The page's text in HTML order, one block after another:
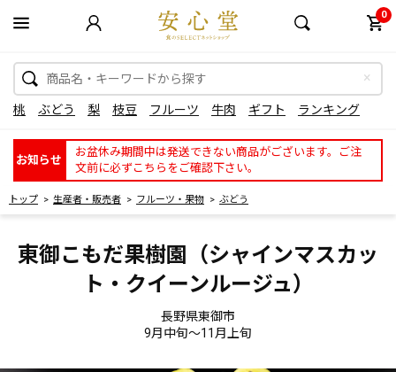
0
桃 ぶどう 梨 枝豆 フルーツ 牛肉 ギフト ランキング
お知らせ
お盆休み期間中は発送できない商品がございます。ご注
文前に必ずこちらをご確認下さい。
トップ 生産者・販売者 フルーツ・果物 ぶどう
東御こもだ果樹園（シャインマスカッ
ト・クイーンルージュ）
長野県東御市
9月中旬～11月上旬